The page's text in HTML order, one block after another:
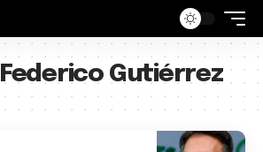
Federico Gutiérrez